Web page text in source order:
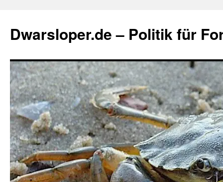
springen
Dwarsloper.de – Politik für